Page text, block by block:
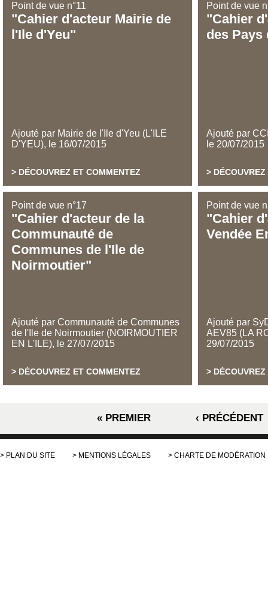
Point de vue n°11
Cahier d'acteur Mairie de
l'Ile d'Yeu
Ajouté par Mairie de l'Ile d'Yeu (L'ILE
D'YEU), le 16/07/2015
DÉCOUVREZ ET COMMENTEZ
Point de vue
Cahier
des Pays
Ajouté par
le 20/07/2015
Point de vue n°17
Cahier d'acteur de la
Communauté de
Communes de l'Ile de
Noirmoutier
Ajouté par Communauté de Communes
de l'Ile de Noirmoutier (NOIRMOUTIER
EN L'ILE), le 27/07/2015
DÉCOUVREZ ET COMMENTEZ
Point de vue
Cahier
Vendée
Ajouté par
AEV85 (LA
29/07/2015
« PREMIER ‹ PRÉCÉDENT
PLAN DU SITE MENTIONS LÉGALES CHARTE DE MODÉRATION